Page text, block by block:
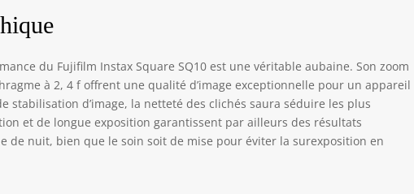
du Fujifilm Instax Square SQ10 est une véritable aubaine. Son zoom
à 2, 4 f offrent une qualité d’image exceptionnelle pour un appareil
stabilisation d’image, la netteté des clichés saura séduire les plus
et de longue exposition garantissent par ailleurs des résultats
de nuit, bien que le soin soit de mise pour éviter la surexposition en